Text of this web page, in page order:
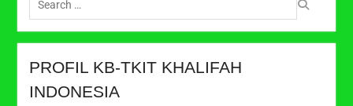
for:
PROFIL KB-TKIT KHALIFAH
INDONESIA